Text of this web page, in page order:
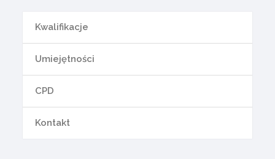
Kwalifikacje
Umiejętności
CPD
Kontakt